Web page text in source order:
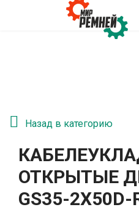
Назад в категорию
ОТКРЫТЫЕ
GS35-2Х50D-